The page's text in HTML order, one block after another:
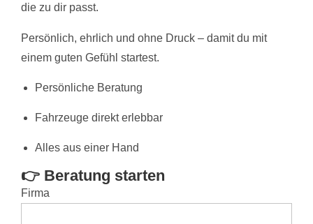
die zu dir passt.
Persönlich, ehrlich und ohne Druck – damit du mit
einem guten Gefühl startest.
Persönliche Beratung
Fahrzeuge direkt erlebbar
Alles aus einer Hand
👉 Beratung starten
Firma